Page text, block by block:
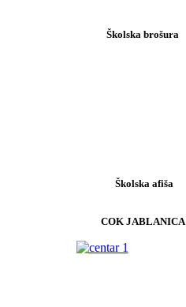
Školska brošura
Školska afiša
COK JABLANICA